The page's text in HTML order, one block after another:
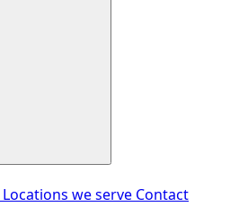
Locations we serve Contact